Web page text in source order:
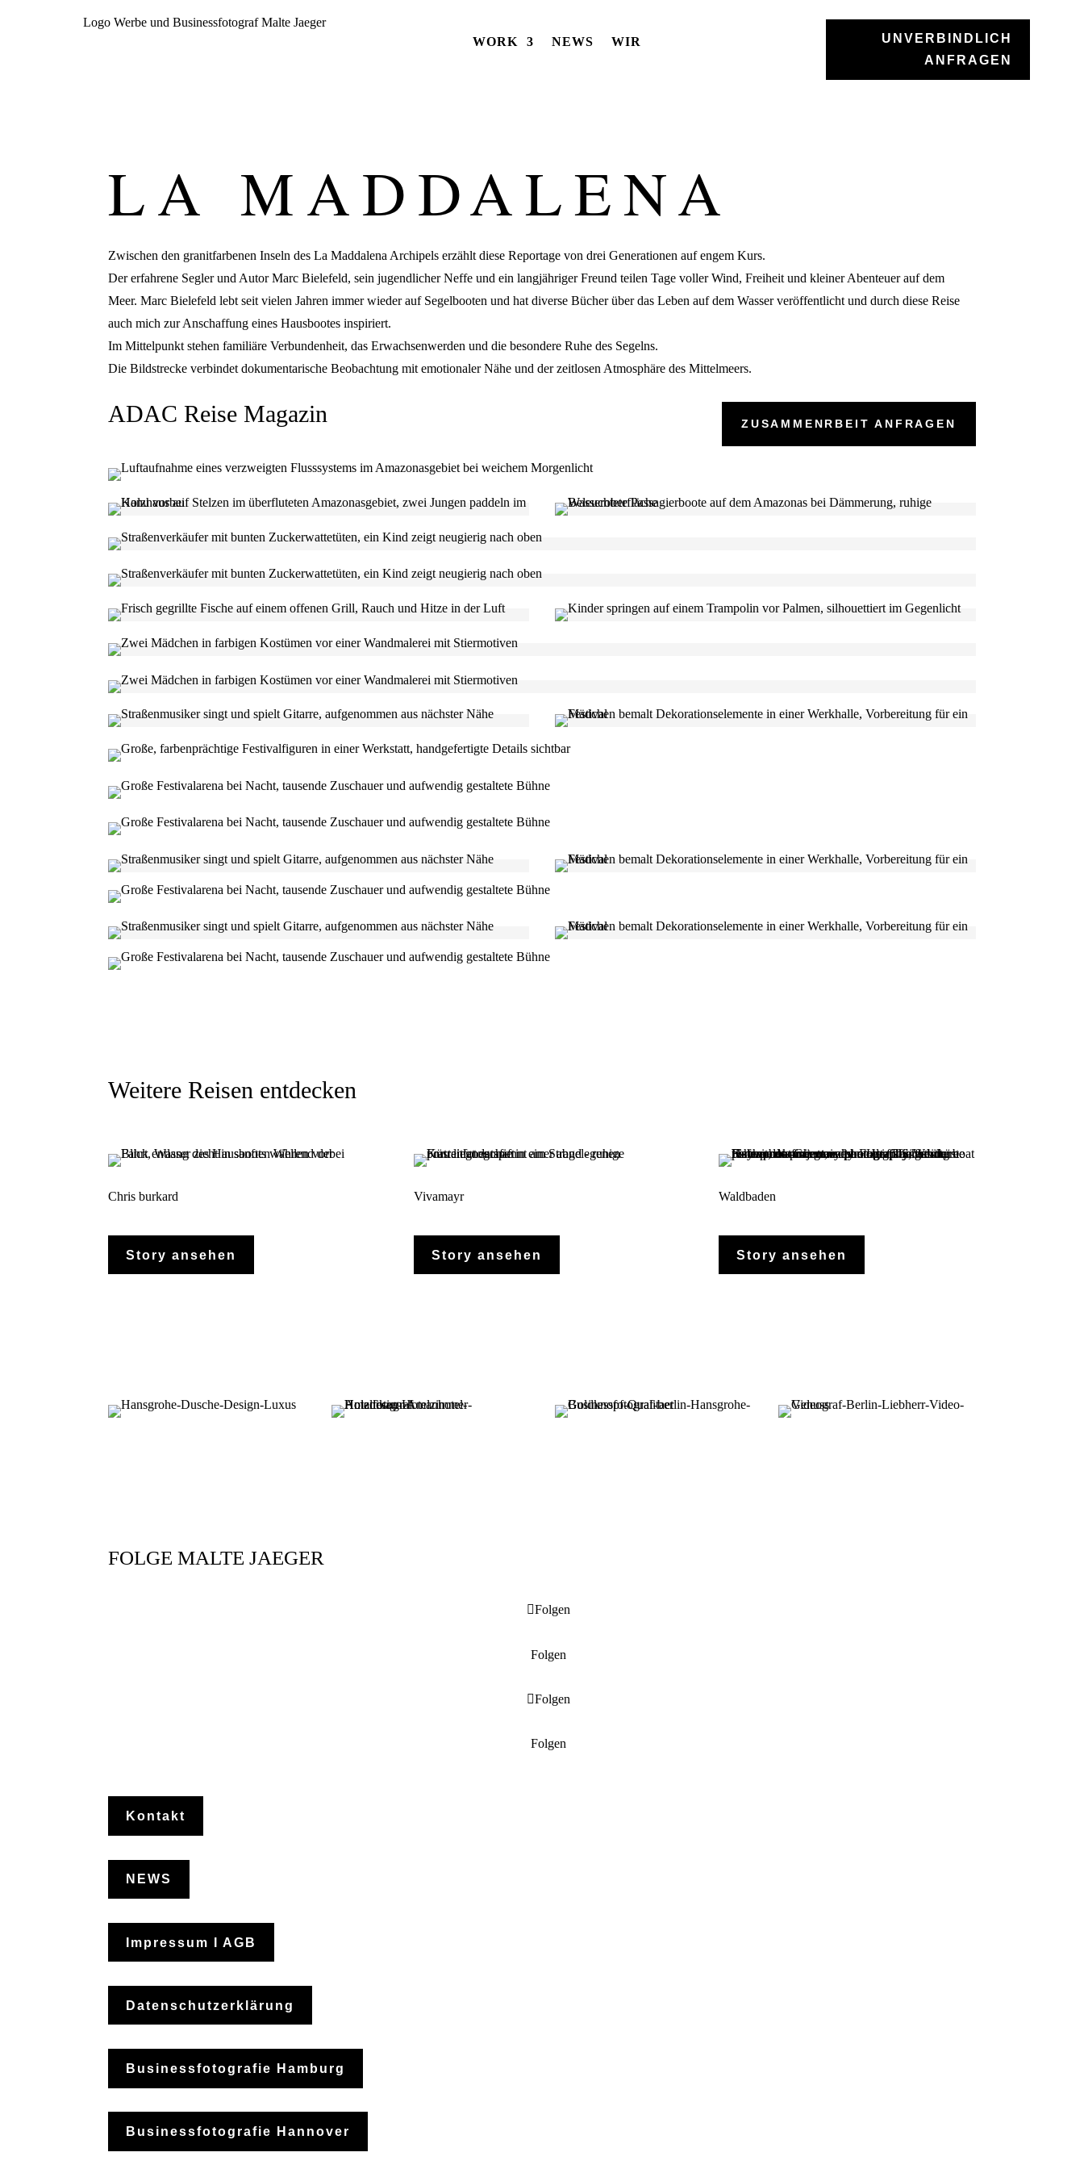
WORK NEWS WIR
UNVERBINDLICH
ANFRAGEN
LA MADDALENA
Zwischen den granitfarbenen Inseln des La Maddalena Archipels erzählt diese Reportage von drei Generationen auf engem Kurs.
Der erfahrene Segler und Autor Marc Bielefeld, sein jugendlicher Neffe und ein langjähriger Freund teilen Tage voller Wind, Freiheit und kleiner Abenteuer auf dem
Meer. Marc Bielefeld lebt seit vielen Jahren immer wieder auf Segelbooten und hat diverse Bücher über das Leben auf dem Wasser veröffentlicht und durch diese Reise
auch mich zur Anschaffung eines Hausbootes inspiriert.
Im Mittelpunkt stehen familiäre Verbundenheit, das Erwachsenwerden und die besondere Ruhe des Segelns.
Die Bildstrecke verbindet dokumentarische Beobachtung mit emotionaler Nähe und der zeitlosen Atmosphäre des Mittelmeers.
ADAC Reise Magazin ZUSAMMENRBEIT ANFRAGEN
Weitere Reisen entdecken
Chris burkard
Story ansehen
Vivamayr
Story ansehen
Waldbaden
Story ansehen
FOLGE MALTE JAEGER
Folgen
Folgen
Folgen
Folgen
Kontakt
NEWS
Impressum I AGB
Datenschutzerklärung
Businessfotografie Hamburg
Businessfotografie Hannover